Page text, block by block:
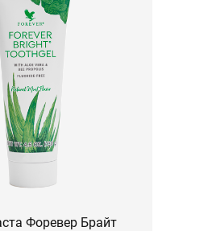
Форевер Брайт